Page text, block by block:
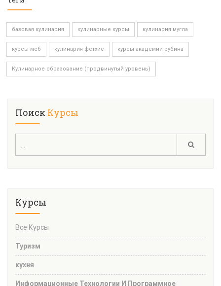
базовая кулинария кулинарные курсы кулинария мугла
курсы меб кулинария фетхие курсы академии рубина
Кулинарное образование (продвинутый уровень)
Поиск Курсы
Курсы
Все Курсы
Туризм
кухня
Информационные Технологии И Программное